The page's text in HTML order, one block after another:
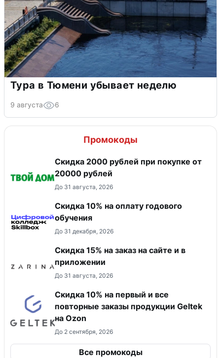
Тура в Тюмени убывает неделю
9 августа 6
Промокоды
Скидка 2000 рублей при покупке от
20000 рублей
До 31 августа, 2026
Скидка 10% на оплату годового
обучения
До 31 декабря, 2026
Скидка 15% на заказ на сайте и в
приложении
До 31 августа, 2026
Скидка 10% на первый и все
повторные заказы продукции Geltek
на Ozon
До 2 сентября, 2026
Все промокоды